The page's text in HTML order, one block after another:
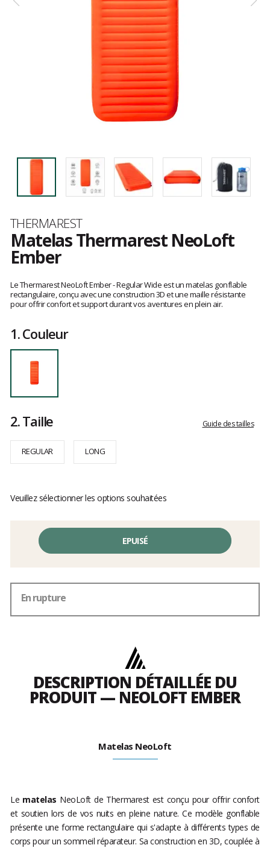
Marque
THERMAREST
Matelas Thermarest NeoLoft
Ember
avis
clients
Le Thermarest NeoLoft Ember - Regular Wide est un matelas gonflable
rectangulaire, conçu avec une construction 3D et une maille résistante
pour offrir confort et support durant vos aventures en plein air.
1.Couleur
2.Taille Guide des tailles
REGULAR LONG
Veuillez sélectionner les options souhaitées
EPUISÉ
En rupture
DESCRIPTION DÉTAILLÉE DU
PRODUIT — NEOLOFT EMBER
Matelas NeoLoft
Le matelas NeoLoft de Thermarest est conçu pour offrir confort
et soutien lors de vos nuits en pleine nature. Ce modèle gonflable
présente une forme rectangulaire qui s'adapte à différents types de
corps pour un sommeil réparateur. Sa construction en 3D, couplée à